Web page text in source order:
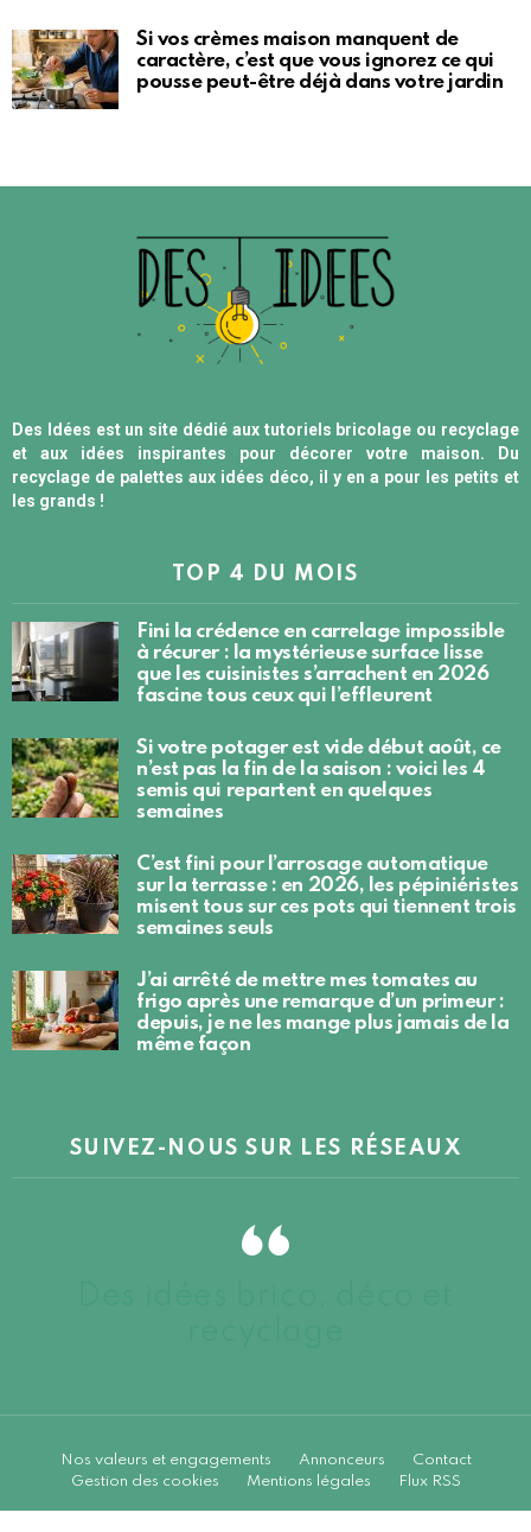
Si vos crèmes maison manquent de
caractère, c’est que vous ignorez ce qui
pousse peut-être déjà dans votre jardin
Des Idées est un site dédié aux tutoriels bricolage ou recyclage
et aux idées inspirantes pour décorer votre maison. Du
recyclage de palettes aux idées déco, il y en a pour les petits et
les grands !
TOP 4 DU MOIS
Fini la crédence en carrelage impossible
à récurer : la mystérieuse surface lisse
que les cuisinistes s’arrachent en 2026
fascine tous ceux qui l’effleurent
Si votre potager est vide début août, ce
n’est pas la fin de la saison : voici les 4
semis qui repartent en quelques
semaines
C’est fini pour l’arrosage automatique
sur la terrasse : en 2026, les pépiniéristes
misent tous sur ces pots qui tiennent trois
semaines seuls
J’ai arrêté de mettre mes tomates au
frigo après une remarque d’un primeur :
depuis, je ne les mange plus jamais de la
même façon
SUIVEZ-NOUS SUR LES RÉSEAUX
Nos valeurs et engagements Annonceurs
Contact
Gestion des cookies
Mentions légales Flux RSS